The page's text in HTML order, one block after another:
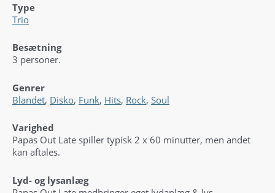
Type
Trio
Besætning
3 personer.
Genrer
Blandet, Disko, Funk, Hits, Rock, Soul
Varighed
Papas Out Late spiller typisk 2 x 60 minutter, men andet
kan aftales.
Lyd- og lysanlæg